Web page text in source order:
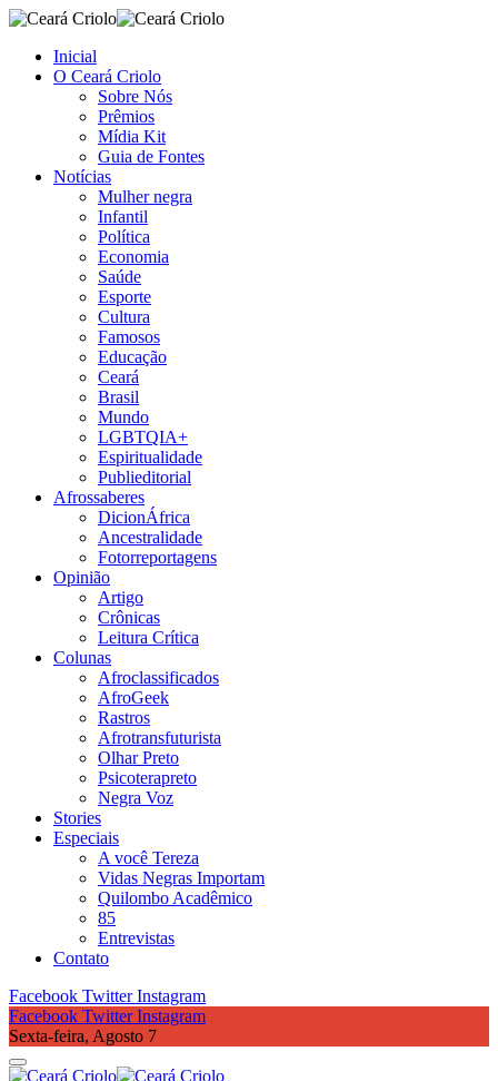
Inicial
O Ceará Criolo
Sobre Nós
Prêmios
Mídia Kit
Guia de Fontes
Notícias
Mulher negra
Infantil
Política
Economia
Saúde
Esporte
Cultura
Famosos
Educação
Ceará
Brasil
Mundo
LGBTQIA+
Espiritualidade
Publieditorial
Afrossaberes
DicionÁfrica
Ancestralidade
Fotorreportagens
Opinião
Artigo
Crônicas
Leitura Crítica
Colunas
Afroclassificados
AfroGeek
Rastros
Afrotransfuturista
Olhar Preto
Psicoterapreto
Negra Voz
Stories
Especiais
A você Tereza
Vidas Negras Importam
Quilombo Acadêmico
85
Entrevistas
Contato
Facebook Twitter Instagram
Facebook Twitter Instagram
Sexta-feira, Agosto 7